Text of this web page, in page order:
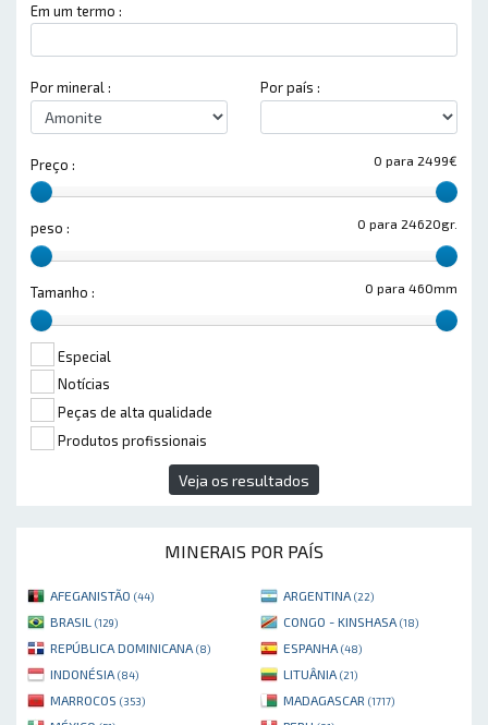
Em um termo :
Por mineral : Por país :
0 para 2499€
Preço :
0 para 24620gr.
peso :
0 para 460mm
Tamanho :
Especial
Notícias
Peças de alta qualidade
Produtos profissionais
Veja os resultados
MINERAIS POR PAÍS
AFEGANISTÃO (44) ARGENTINA (22)
BRASIL (129) CONGO - KINSHASA (18)
REPÚBLICA DOMINICANA (8) ESPANHA (48)
INDONÉSIA (84) LITUÂNIA (21)
MARROCOS (353) MADAGASCAR (1717)